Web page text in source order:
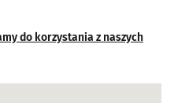
do korzystania z naszych